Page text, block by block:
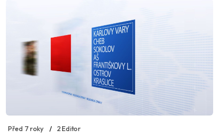
Před 7 roky 2 Editor